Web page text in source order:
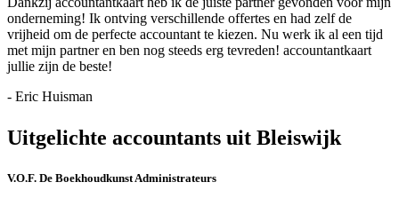
onderneming! Ik ontving verschillende offertes en had zelf de
vrijheid om de perfecte accountant te kiezen. Nu werk ik al een tijd
met mijn partner en ben nog steeds erg tevreden! accountantkaart
jullie zijn de beste!
- Eric Huisman
Uitgelichte accountants uit Bleiswijk
V.O.F. De Boekhoudkunst Administrateurs